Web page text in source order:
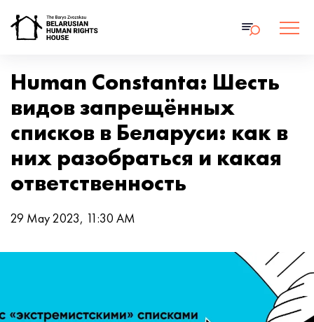
Human Constanta: Шесть
видов запрещённых
списков в Беларуси: как в
них разобраться и какая
ответственность
29 May 2023, 11:30 AM